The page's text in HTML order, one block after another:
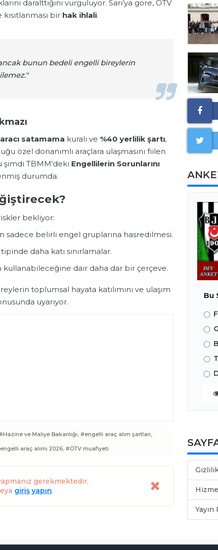
daralttığını vurguluyor. Sarı’ya göre, ÖTV
bir hak ihlali.
bunun bedeli engelli bireylerin
satamama kuralı ve %40 yerlilik şartı,
özel donanımlı araçlara ulaşmasını fiilen
şimdi TBMM'deki Engellilerin Sorunlarını
durumda.
bekliyor:
sadece belirli engel gruplarına hasredilmesi.
daha katı sınırlamalar.
kullanabileceğine dair daha dar bir çerçeve.
toplumsal hayata katılımını ve ulaşım
uyarıyor.
ve Maliye Bakanlığı, #engelli araç alım şartları,
araç alımı 2026, #ÖTV muafiyeti
gerekmektedir.
giriş yapın.
Bu
Yayın